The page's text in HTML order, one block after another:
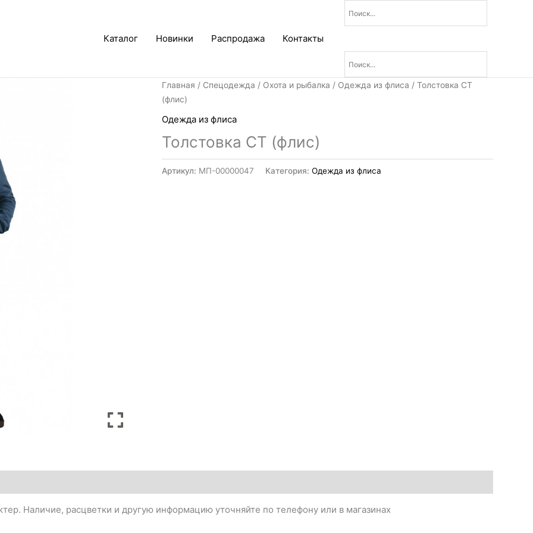
Каталог Новинки Распродажа Контакты
Главная / Спецодежда / Охота и рыбалка / Одежда из флиса / Толстовка СТ
(флис)
Одежда из флиса
Толстовка СТ (флис)
Артикул: МП-00000047 Категория:Одежда из флиса
Наличие, расцветки и другую информацию уточняйте по телефону или в магазинах